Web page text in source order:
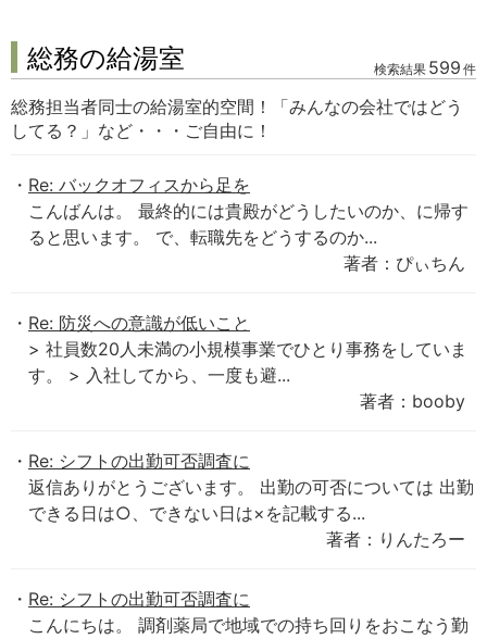
総務の給湯室 検索結果 599 件
総務担当者同士の給湯室的空間！「みんなの会社ではどう
してる？」など・・・ご自由に！
Re: バックオフィスから足を
こんばんは。 最終的には貴殿がどうしたいのか、に帰す
ると思います。 で、転職先をどうするのか...
著者：ぴぃちん
Re: 防災への意識が低いこと
> 社員数20人未満の小規模事業でひとり事務をしていま
す。 > 入社してから、一度も避...
著者：booby
Re: シフトの出勤可否調査に
返信ありがとうございます。 出勤の可否については 出勤
できる日は○、できない日は×を記載する...
著者：りんたろー
Re: シフトの出勤可否調査に
こんにちは。 調剤薬局で地域での持ち回りをおこなう勤